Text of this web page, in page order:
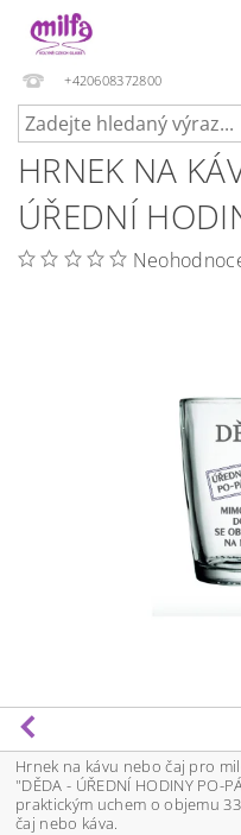
+420608372800
HRNEK NA
ÚŘEDNÍ
Hrnek na kávu nebo čaj pro
"DĚDA - ÚŘEDNÍ HODINY PO-
praktickým uchem o objemu
čaj nebo káva.